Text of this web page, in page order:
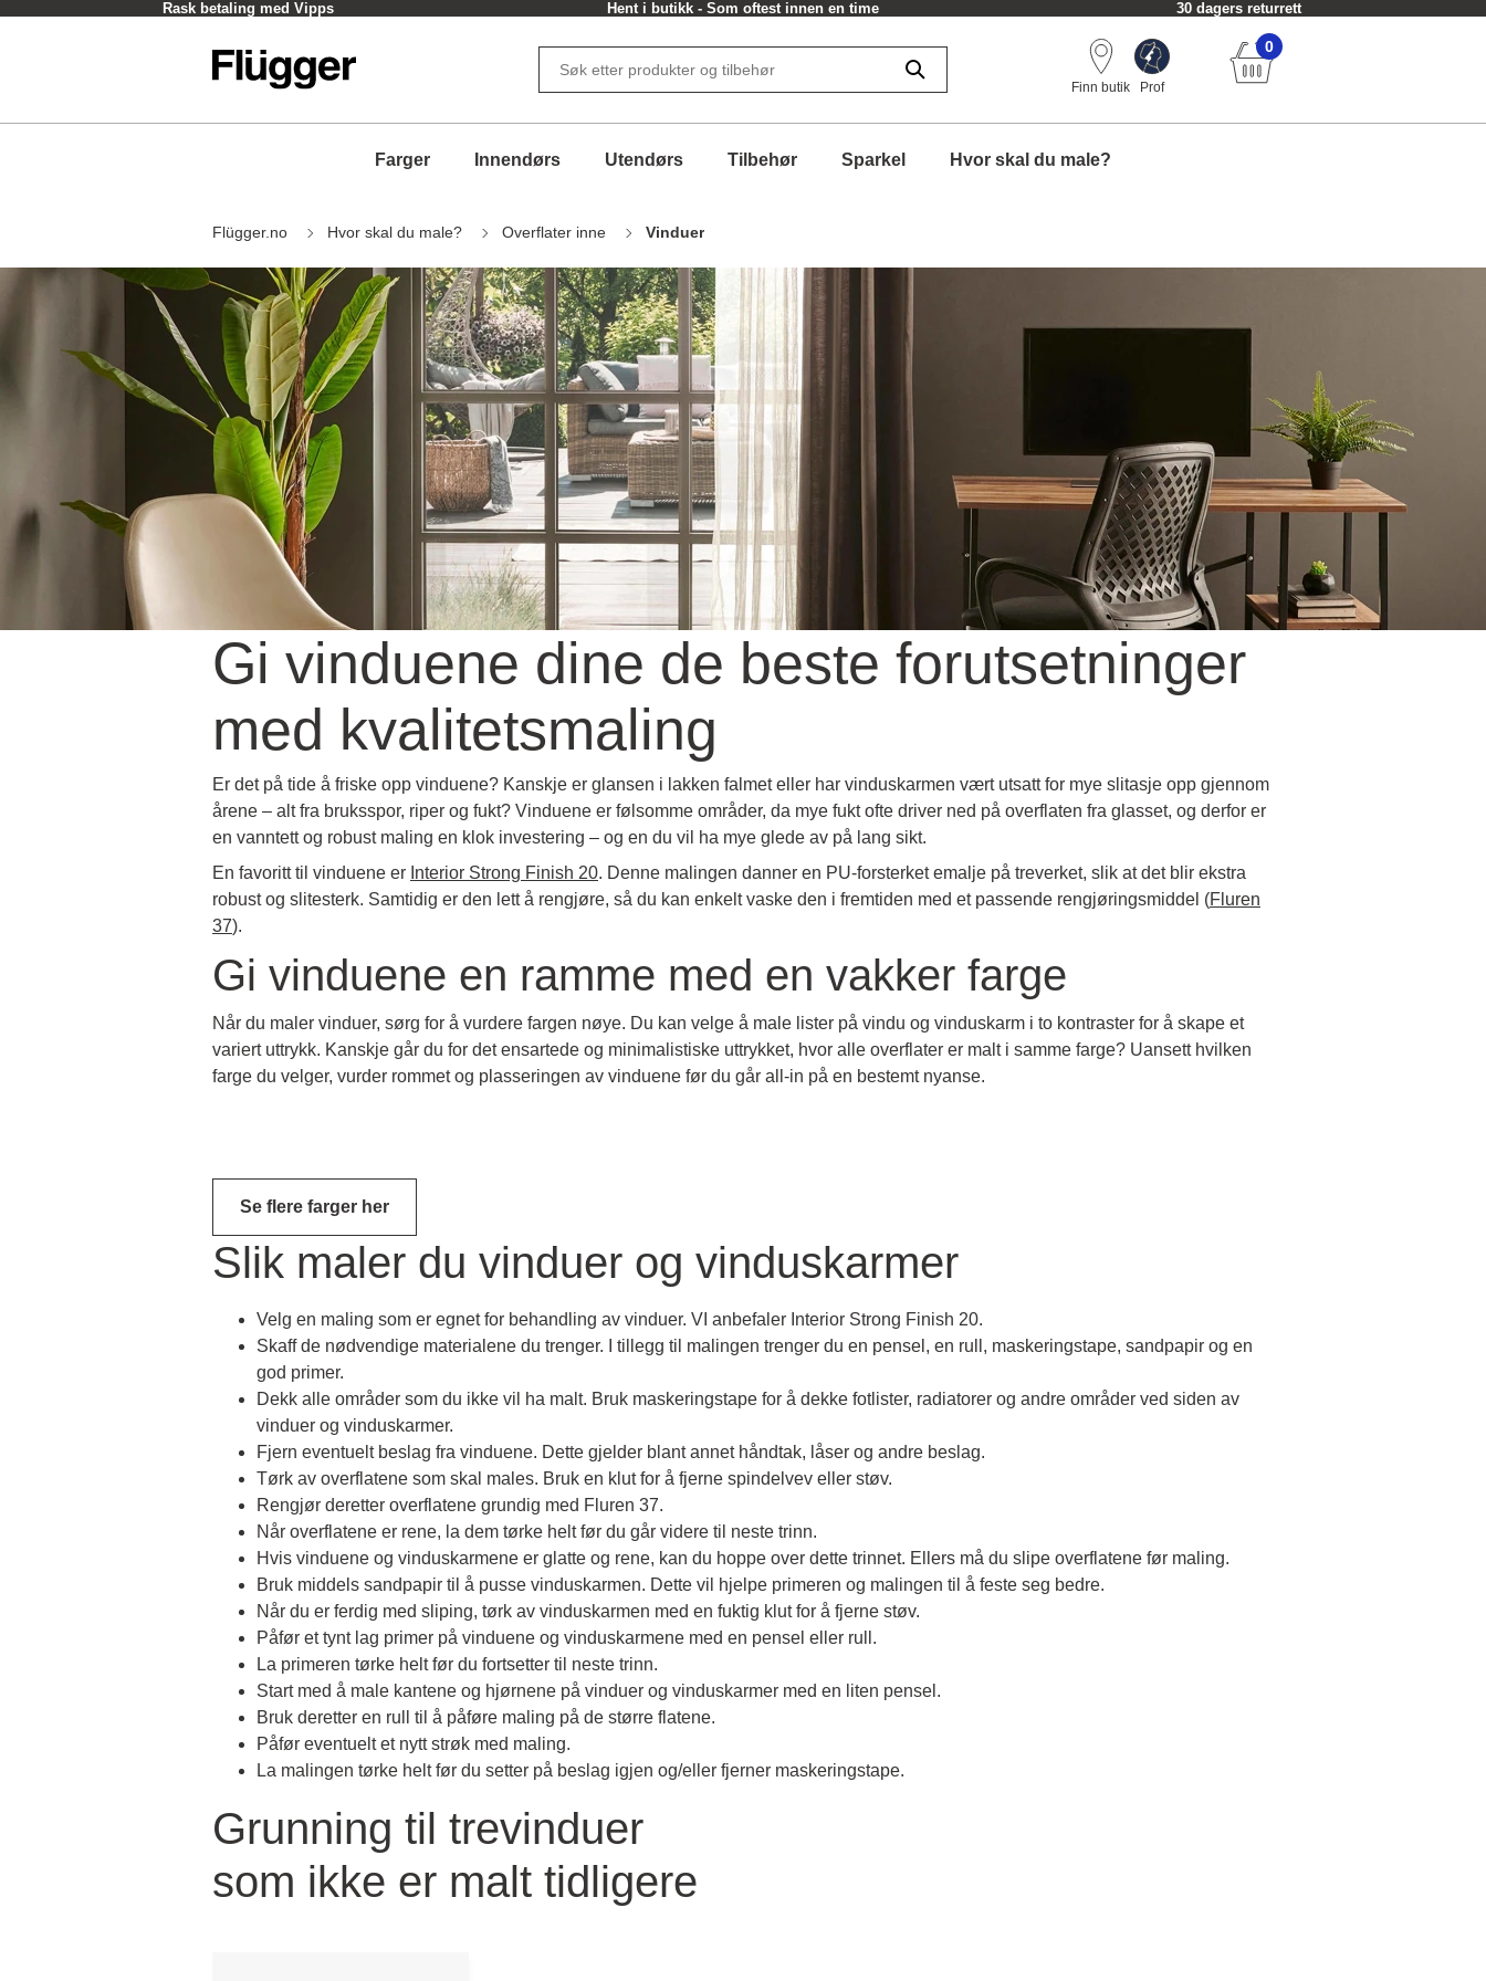
Rask betaling med Vipps Hent i butikk - Som oftest innen en time 30 dagers returrett
Finn butik Prof
0
Farger Innendørs Utendørs Tilbehør Sparkel Hvor skal du male?
Flügger.no Hvor skal du male? Overflater inne Vinduer
Gi vinduene dine de beste forutsetninger
med kvalitetsmaling
Er det på tide å friske opp vinduene? Kanskje er glansen i lakken falmet eller har vinduskarmen vært utsatt for mye slitasje opp gjennom
årene – alt fra bruksspor, riper og fukt? Vinduene er følsomme områder, da mye fukt ofte driver ned på overflaten fra glasset, og derfor er
en vanntett og robust maling en klok investering – og en du vil ha mye glede av på lang sikt.
En favoritt til vinduene er Interior Strong Finish 20. Denne malingen danner en PU-forsterket emalje på treverket, slik at det blir ekstra
robust og slitesterk. Samtidig er den lett å rengjøre, så du kan enkelt vaske den i fremtiden med et passende rengjøringsmiddel (Fluren
37).
Gi vinduene en ramme med en vakker farge
Når du maler vinduer, sørg for å vurdere fargen nøye. Du kan velge å male lister på vindu og vinduskarm i to kontraster for å skape et
variert uttrykk. Kanskje går du for det ensartede og minimalistiske uttrykket, hvor alle overflater er malt i samme farge? Uansett hvilken
farge du velger, vurder rommet og plasseringen av vinduene før du går all-in på en bestemt nyanse.
Se flere farger her
Slik maler du vinduer og vinduskarmer
Velg en maling som er egnet for behandling av vinduer. VI anbefaler Interior Strong Finish 20.
Skaff de nødvendige materialene du trenger.
I tillegg til malingen trenger du en pensel, en rull, maskeringstape, sandpapir og en
god primer.
Dekk alle områder som du ikke vil ha malt. Bruk maskeringstape for å dekke fotlister, radiatorer og andre områder ved siden av
vinduer og vinduskarmer.
Fjern eventuelt beslag fra vinduene. Dette gjelder blant annet håndtak, låser og andre beslag.
Tørk av overflatene som skal males. Bruk en klut for å fjerne spindelvev eller støv.
Rengjør deretter overflatene grundig med Fluren 37.
Når overflatene er rene, la dem tørke helt før du går videre til neste trinn.
Hvis vinduene og vinduskarmene er glatte og rene, kan du hoppe over dette trinnet. Ellers må du slipe overflatene før maling.
Bruk middels sandpapir til å pusse vinduskarmen. Dette vil hjelpe primeren og malingen til å feste seg bedre.
Når du er ferdig med sliping, tørk av vinduskarmen med en fuktig klut for å fjerne støv.
Påfør et tynt lag primer på vinduene og vinduskarmene med en pensel eller rull.
La primeren tørke helt før du fortsetter til neste trinn.
Start med å male kantene og hjørnene på vinduer og vinduskarmer med en liten pensel.
Bruk deretter en rull til å påføre maling på de større flatene.
Påfør eventuelt et nytt strøk med maling.
La malingen tørke helt før du setter på beslag igjen og/eller fjerner maskeringstape.
Grunning til trevinduer
som ikke er malt tidligere